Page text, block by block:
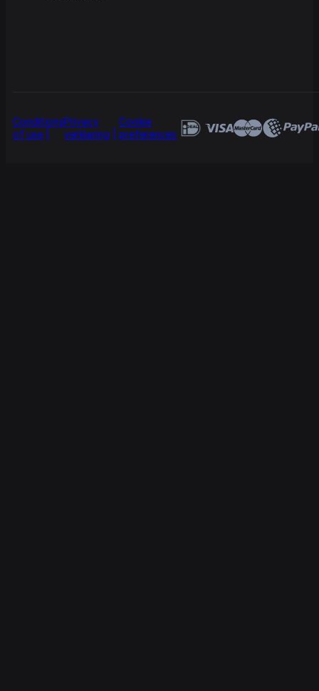
Conditions
of use
Privacy
verklaring
Cookie
preferences